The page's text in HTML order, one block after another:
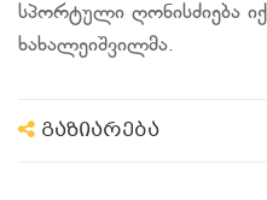
სპორტული ღონისძიება
ხახალეიშვილმა.
გაზიარება